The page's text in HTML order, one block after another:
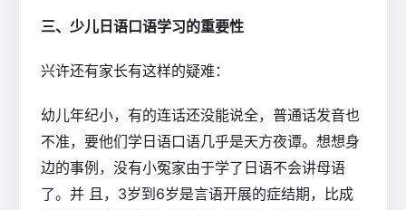
三、少儿日语口语学习的重要性
兴许还有家长有这样的疑难：
幼儿年纪小，有的连话还没能说全，普通话发音也
不准，要他们学日语口语几乎是天方夜谭。想想身
边的事例，没有小冤家由于学了日语不会讲母语
了。并 且，3岁到6岁是言语开展的症结期，比成